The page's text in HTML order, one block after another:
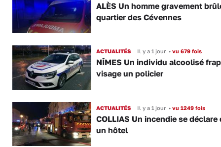
ALÈS Un homme gravement
quartier des Cévennes
ACTUALITÉS Il y a 1 jour •vu 679 fois
NÎMES Un individu alcoolisé
visage un policier
ACTUALITÉS Il y a 1 jour •vu 1249 fois
COLLIAS Un incendie se déclare
un hôtel